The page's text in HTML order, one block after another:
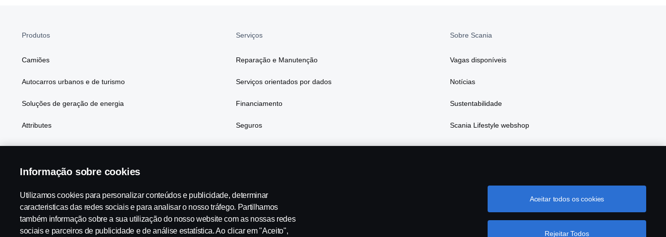
Produtos
Camiões
Autocarros urbanos e de turismo
Soluções de geração de energia
Attributes
Serviços
Reparação e Manutenção
Serviços orientados por dados
Financiamento
Seguros
Sobre Scania
Vagas disponíveis
Notícias
Sustentabilidade
Scania Lifestyle webshop
Scania in Your Region: PORTUGAL
Aviso Legal Declaração de privacidade Cookies Contacte-nos Whistleblowing Cookie Configurações
Informação sobre cookies
Utilizamos cookies para personalizar conteúdos e publicidade, determinar
caracteristicas das redes sociais e para analisar o nosso tráfego. Partilhamos
também informação sobre a sua utilização do nosso website com as nossas redes
sociais e parceiros de publicidade e de análise estatística. Ao clicar em "Aceito",
Rejeitar Todos
Aceitar todos os cookies